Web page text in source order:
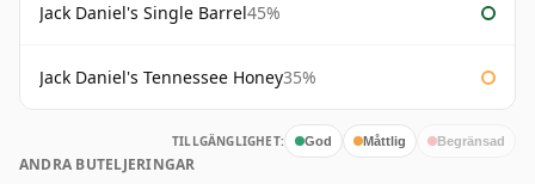
Jack Daniel's Single Barrel45%
Jack Daniel's Tennessee Honey35%
TILLGÄNGLIGHET: God Måttlig Begränsad
ANDRA BUTELJERINGAR